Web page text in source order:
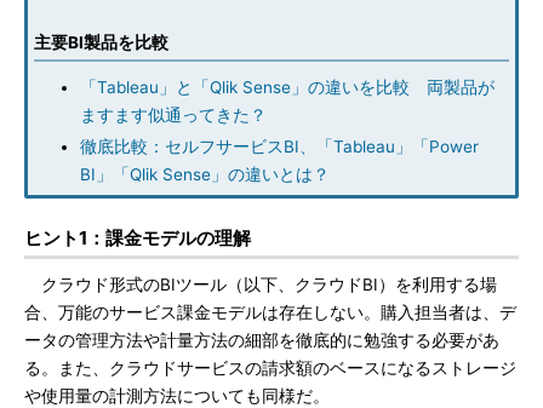
主要BI製品を比較
「Tableau」と「Qlik Sense」の違いを比較 両製品が
ますます似通ってきた？
徹底比較：セルフサービスBI、「Tableau」「Power
BI」「Qlik Sense」の違いとは？
ヒント1：課金モデルの理解
クラウド形式のBIツール（以下、クラウドBI）を利用する場
合、万能のサービス課金モデルは存在しない。購入担当者は、デ
ータの管理方法や計量方法の細部を徹底的に勉強する必要があ
る。また、クラウドサービスの請求額のベースになるストレージ
や使用量の計測方法についても同様だ。